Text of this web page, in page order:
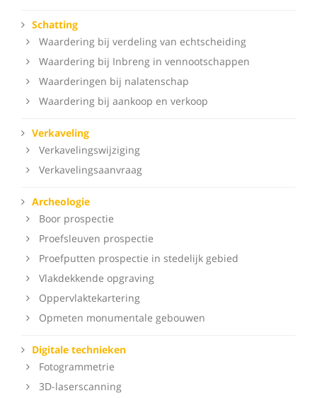
Schatting
Waardering bij verdeling van echtscheiding
Waardering bij Inbreng in vennootschappen
Waarderingen bij nalatenschap
Waardering bij aankoop en verkoop
Verkaveling
Verkavelingswijziging
Verkavelingsaanvraag
Archeologie
Boor prospectie
Proefsleuven prospectie
Proefputten prospectie in stedelijk gebied
Vlakdekkende opgraving
Oppervlaktekartering
Opmeten monumentale gebouwen
Digitale technieken
Fotogrammetrie
3D-laserscanning